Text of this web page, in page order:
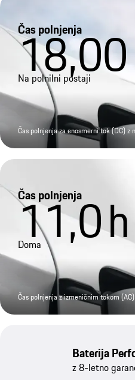
Čas polnjenja
18,00
Na polnilni postaji
Čas polnjenja za enosmerni tok (DC)
Čas polnjenja
11,0h
Doma
Čas polnjenja z izmeničnim tokom
Baterija
z 8-letno